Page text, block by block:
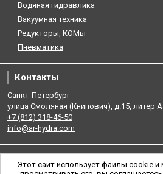
Этот сайт использует файлы cookie
Водяная гидравлика
Вакуумная техника
Редукторы, КОМы
Пневматика
Контакты
Санкт-Петербург
улица Смоляная (Книпович), д.15, литер
+7 (812) 318-46-50
info@ar-hydra.com